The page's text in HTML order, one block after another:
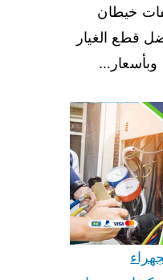
خيطان
قطع الغيار
وبأسعار…